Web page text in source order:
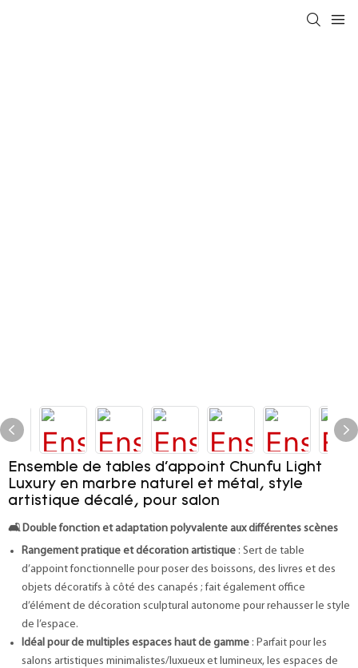
Ensemble de tables d'appoint Chunfu Light
Luxury en marbre naturel et métal, style
artistique décalé, pour salon
🛋️Double fonction et adaptation polyvalente aux différentes scènes
Rangement pratique et décoration artistique: Sert de table
d’appoint fonctionnelle pour poser des boissons, des livres et des
objets décoratifs à côté des canapés ; fait également office
d’élément de décoration sculptural autonome pour rehausser le style
de l’espace.
Idéal pour de multiples espaces haut de gamme: Parfait pour les
salons artistiques minimalistes/luxueux et lumineux, les espaces de